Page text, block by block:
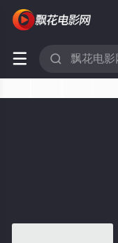
 